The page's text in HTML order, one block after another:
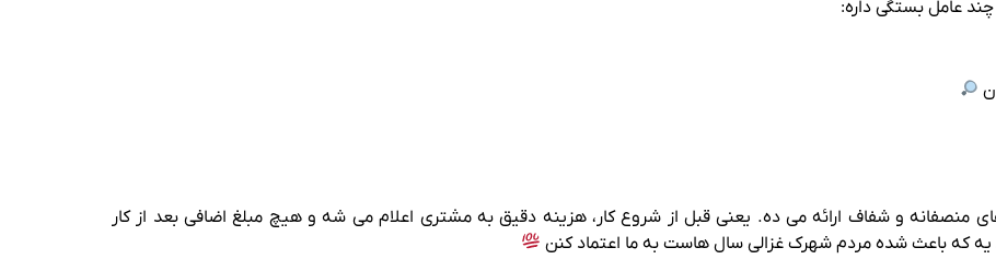
عامل بستگی داره:
منصفانه و شفاف ارائه می‌ ده. یعنی قبل از شروع کار، هزینه دقیق به مشتری اعلام می‌ شه و هیچ مبلغ اضافی بعد از کار
که باعث شده مردم شهرک غزالی سال‌ هاست به ما اعتماد کنن